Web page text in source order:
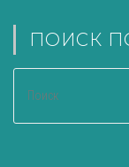
ПОИСК